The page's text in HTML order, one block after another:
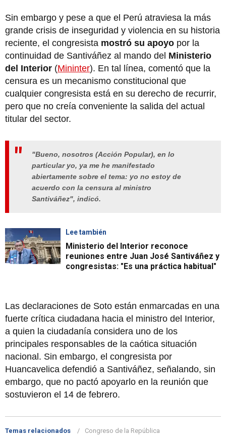
Sin embargo y pese a que el Perú atraviesa la más
grande crisis de inseguridad y violencia en su historia
reciente, el congresista mostró su apoyo por la
continuidad de Santiváñez al mando del Ministerio
del Interior (Mininter). En tal línea, comentó que la
censura es un mecanismo constitucional que
cualquier congresista está en su derecho de recurrir,
pero que no creía conveniente la salida del actual
titular del sector.
"Bueno, nosotros (Acción Popular), en lo
particular yo, ya me he manifestado
abiertamente sobre el tema: yo no estoy de
acuerdo con la censura al ministro
Santiváñez", indicó.
Lee también
Ministerio del Interior reconoce
reuniones entre Juan José Santiváñez y
congresistas: "Es una práctica habitual"
Las declaraciones de Soto están enmarcadas en una
fuerte crítica ciudadana hacia el ministro del Interior,
a quien la ciudadanía considera uno de los
principales responsables de la caótica situación
nacional. Sin embargo, el congresista por
Huancavelica defendió a Santiváñez, señalando, sin
embargo, que no pactó apoyarlo en la reunión que
sostuvieron el 14 de febrero.
Temas relacionados
Congreso de la República